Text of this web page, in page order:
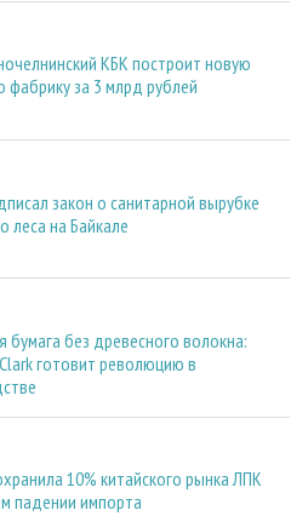
КБК построит новую
фабрику за 3 млрд рублей
закон о санитарной вырубке
леса на Байкале
бумага без древесного волокна:
готовит революцию в
10% китайского рынка ЛПК
падении импорта